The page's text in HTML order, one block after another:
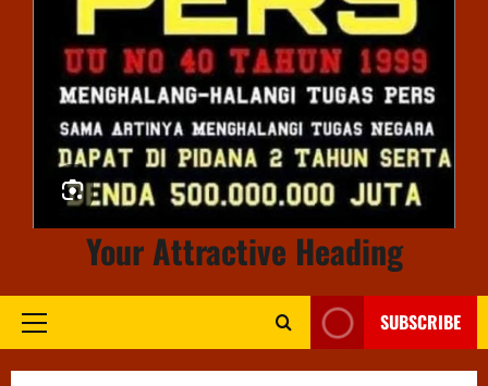
Your Attractive Heading
Primary
SUBSCRIBE